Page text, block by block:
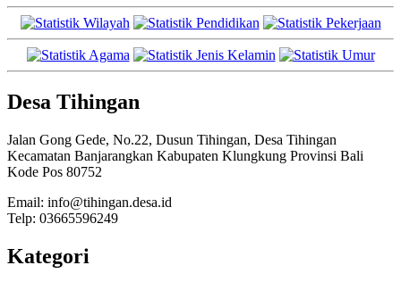
Desa Tihingan
Jalan Gong Gede, No.22, Dusun Tihingan, Desa Tihingan
Kecamatan Banjarangkan Kabupaten Klungkung Provinsi Bali
Kode Pos 80752
Email: info@tihingan.desa.id
Telp: 03665596249
Kategori